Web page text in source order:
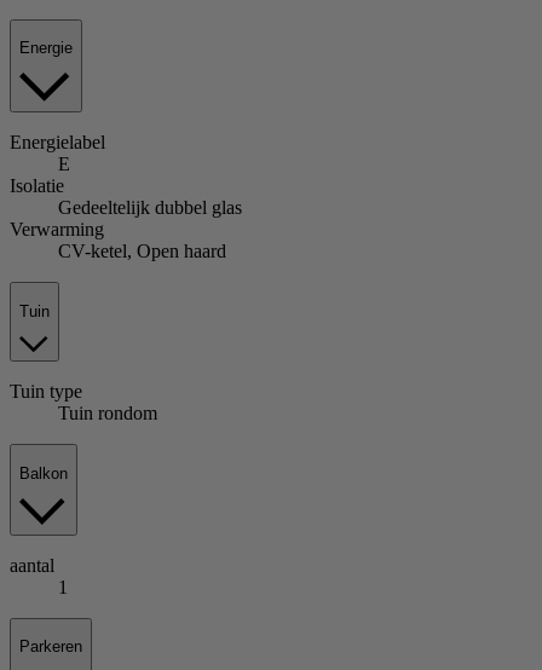
Energie
Energielabel
E
Isolatie
Gedeeltelijk dubbel glas
Verwarming
CV-ketel, Open haard
Tuin
Tuin type
Tuin rondom
Balkon
aantal
1
Parkeren